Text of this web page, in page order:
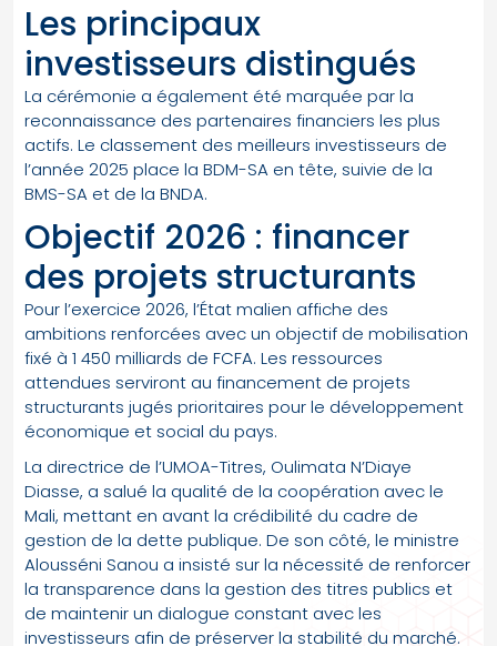
Les principaux
investisseurs distingués
La cérémonie a également été marquée par la
reconnaissance des partenaires financiers les plus
actifs. Le classement des meilleurs investisseurs de
l’année 2025 place la BDM-SA en tête, suivie de la
BMS-SA et de la BNDA.
Objectif 2026 : financer
des projets structurants
Pour l’exercice 2026, l’État malien affiche des
ambitions renforcées avec un objectif de mobilisation
fixé à 1 450 milliards de FCFA. Les ressources
attendues serviront au financement de projets
structurants jugés prioritaires pour le développement
économique et social du pays.
La directrice de l’UMOA-Titres, Oulimata N’Diaye
Diasse, a salué la qualité de la coopération avec le
Mali, mettant en avant la crédibilité du cadre de
gestion de la dette publique. De son côté, le ministre
Alousséni Sanou a insisté sur la nécessité de renforcer
la transparence dans la gestion des titres publics et
de maintenir un dialogue constant avec les
investisseurs afin de préserver la stabilité du marché.